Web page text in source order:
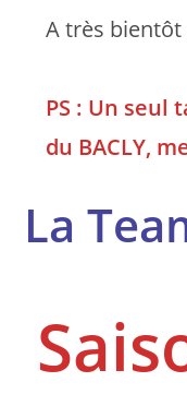
A très
PS : Un seul
du BACLY,
La